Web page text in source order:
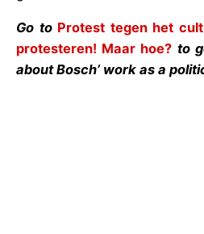
Go to Protest tegen het
protesteren! Maar hoe? to
about Bosch’ work as a